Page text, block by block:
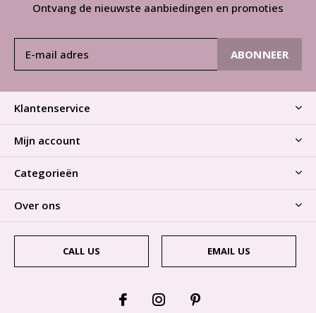
Ontvang de nieuwste aanbiedingen en promoties
ABONNEER
Klantenservice
Mijn account
Categorieën
Over ons
CALL US EMAIL US